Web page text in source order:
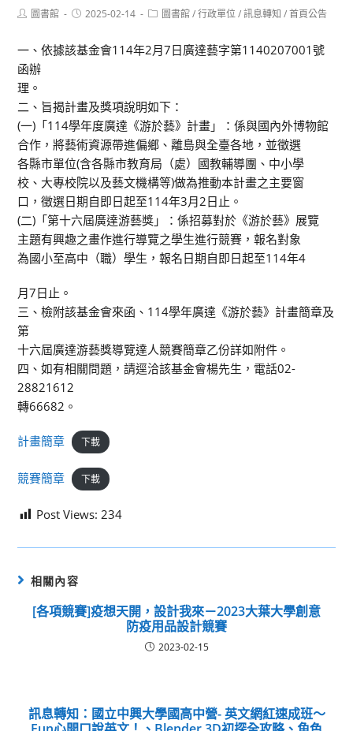
Post圖書館
Post2025-02-14
Post圖書館 / 行政單位 / 訊息轉知 / 首頁公告
一、依據該基金會114年2月7日廣達藝字第1140207001號
函辦
理。
二、旨揭計畫及獎項說明如下：
(一)「114學年度廣達《游於藝》計畫」：係與國內外博物館
合作，將藝術資源帶進偏鄉、離島與全臺各地，並徵選
各縣市單位(含各縣市教育局（處）國教輔導團、中小學
校、大專校院以及藝文機構等)做為推動本計畫之主要窗
口，徵選日期自即日起至114年3月2日止。
(二)「第十六屆廣達游藝獎」：係招募對於《游於藝》展覽
主題有興趣之畫作進行導覽之學生進行競賽，報名對象
為國小至高中（職）學生，報名日期自即日起至114年4
月7日止。
三、檢附該基金會來函、114學年廣達《游於藝》計畫簡章及
第
十六屆廣達游藝獎導覽達人競賽簡章乙份詳如附件。
四、如有相關問題，請逕洽該基金會楊先生，電話02-
28821612
轉66682。
計畫簡章 下載
競賽簡章 下載
Post Views: 234
相關內容
[各項競賽]疫想天開，設計我來－2023大葉大學創意
防疫用品設計競賽
2023-02-15
訊息轉知：國立中興大學國高中營- 英文網紅速成班～